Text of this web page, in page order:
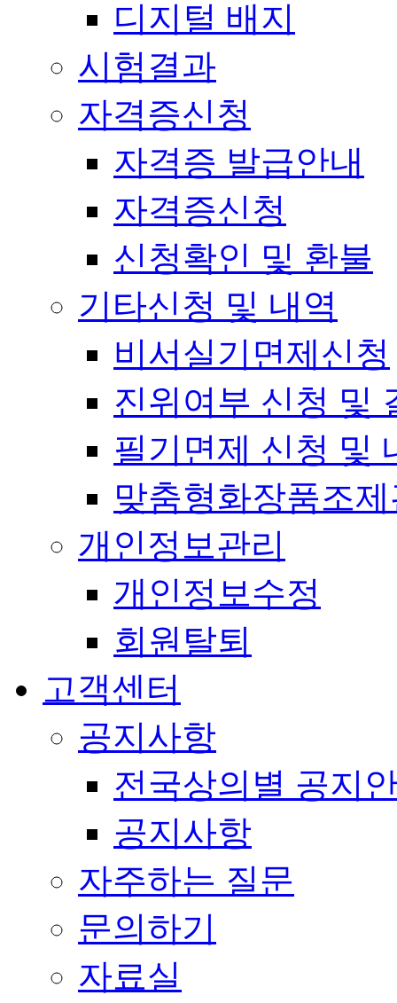
디지털 배지
시험결과
자격증신청
자격증 발급안내
자격증신청
신청확인 및 환불
기타신청 및 내역
비서실기면제신청
진위여부 신청 및
필기면제 신청 및
맞춤형화장품조
개인정보관리
개인정보수정
회원탈퇴
고객센터
공지사항
전국상의별 공지
공지사항
자주하는 질문
문의하기
자료실